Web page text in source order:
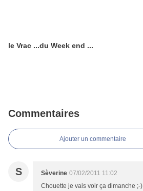
le Vrac ...du Week end ...
Commentaires
Ajouter un commentaire
S Sèverine 07/02/2011 11:02
Chouette je vais voir ça dimanche ;-)